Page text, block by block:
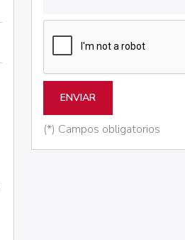
ENVIAR
(*) Campos obligatorios